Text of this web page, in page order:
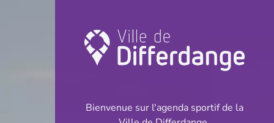
Championnat:
Bienvenue sur l'agenda sportif de la